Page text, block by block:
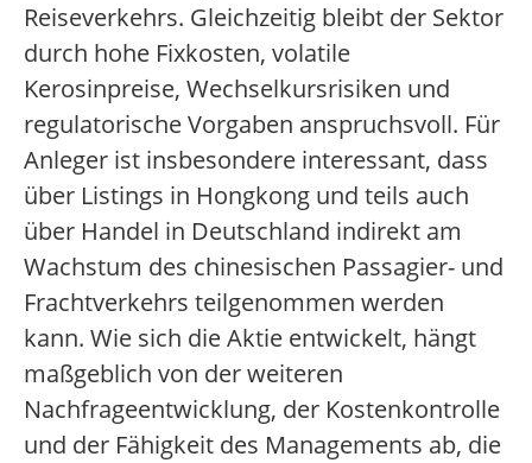
Reiseverkehrs. Gleichzeitig bleibt der Sektor
durch hohe Fixkosten, volatile
Kerosinpreise, Wechselkursrisiken und
regulatorische Vorgaben anspruchsvoll. Für
Anleger ist insbesondere interessant, dass
über Listings in Hongkong und teils auch
über Handel in Deutschland indirekt am
Wachstum des chinesischen Passagier- und
Frachtverkehrs teilgenommen werden
kann. Wie sich die Aktie entwickelt, hängt
maßgeblich von der weiteren
Nachfrageentwicklung, der Kostenkontrolle
und der Fähigkeit des Managements ab, die